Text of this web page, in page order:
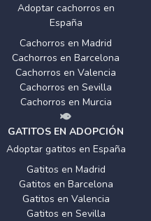
Adoptar cachorros en
España
Cachorros en Madrid
Cachorros en Barcelona
Cachorros en Valencia
Cachorros en Sevilla
Cachorros en Murcia
GATITOS EN ADOPCIÓN
Adoptar gatitos en España
Gatitos en Madrid
Gatitos en Barcelona
Gatitos en Valencia
Gatitos en Sevilla